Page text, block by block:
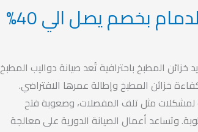
بخصم يصل الي 40%
خزائن المطبخ باحترافية تُعد صيانة دواليب المطبخ
خزائن المطبخ وإطالة عمرها الافتراضي.
لمشكلات مثل تلف المفصلات، وصعوبة فتح
وتساعد أعمال الصيانة الدورية على معالجة